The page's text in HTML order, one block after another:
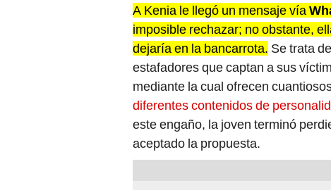
A Kenia le llegó un mensaje vía
imposible rechazar; no obstante,
dejaría en la bancarrota. Se trata
estafadores que captan a sus
mediante la cual ofrecen
diferentes contenidos de
este engaño, la joven terminó
aceptado la propuesta.